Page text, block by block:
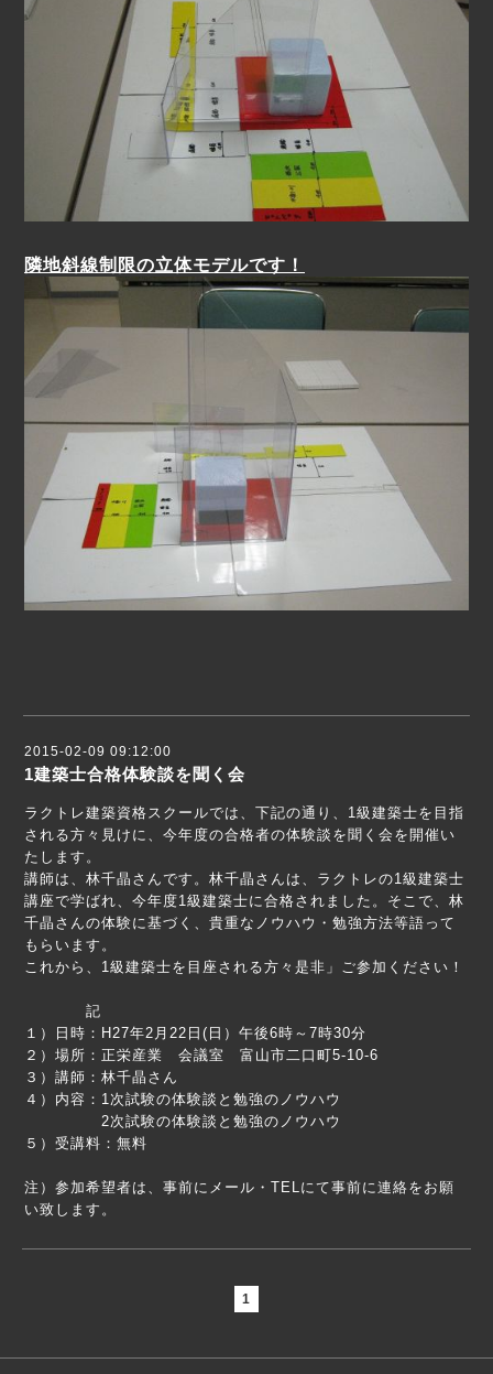
隣地斜線制限の立体モデルです！
2015-02-09 09:12:00
1建築士合格体験談を聞く会
ラクトレ建築資格スクールでは、下記の通り、1級建築士を目指
される方々見けに、今年度の合格者の体験談を聞く会を開催い
たします。
講師は、林千晶さんです。林千晶さんは、ラクトレの1級建築士
講座で学ばれ、今年度1級建築士に合格されました。そこで、林
千晶さんの体験に基づく、貴重なノウハウ・勉強方法等語って
もらいます。
これから、1級建築士を目座される方々是非」ご参加ください！
記
１）日時：H27年2月22日(日）午後6時～7時30分
２）場所：正栄産業 会議室 富山市二口町5-10-6
３）講師：林千晶さん
４）内容：1次試験の体験談と勉強のノウハウ
2次試験の体験談と勉強のノウハウ
５）受講料：無料
注）参加希望者は、事前にメール・TELにて事前に連絡をお願
い致します。
1